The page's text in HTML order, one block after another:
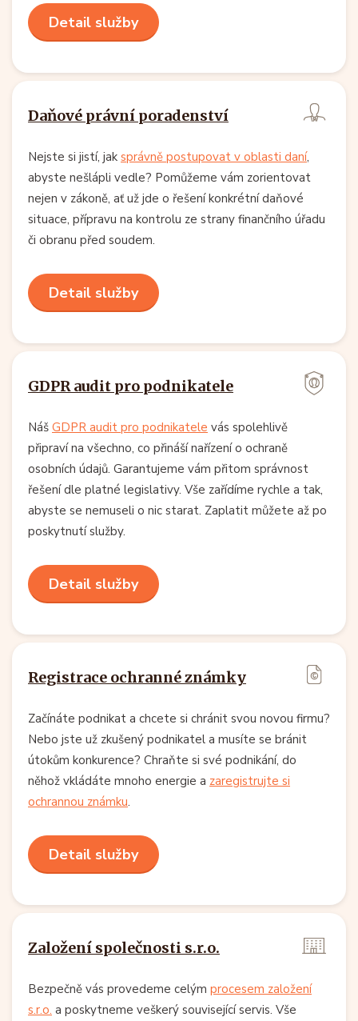
Detail služby
Daňové právní poradenství
Nejste si jistí, jak správně postupovat v oblasti daní,
abyste nešlápli vedle? Pomůžeme vám zorientovat
nejen v zákoně, ať už jde o řešení konkrétní daňové
situace, přípravu na kontrolu ze strany finančního úřadu
či obranu před soudem.
Detail služby
GDPR audit pro podnikatele
Náš GDPR audit pro podnikatele vás spolehlivě
připraví na všechno, co přináší nařízení o ochraně
osobních údajů. Garantujeme vám přitom správnost
řešení dle platné legislativy. Vše zařídíme rychle a tak,
abyste se nemuseli o nic starat. Zaplatit můžete až po
poskytnutí služby.
Detail služby
Registrace ochranné známky
Začínáte podnikat a chcete si chránit svou novou firmu?
Nebo jste už zkušený podnikatel a musíte se bránit
útokům konkurence? Chraňte si své podnikání, do
něhož vkládáte mnoho energie a zaregistrujte si
ochrannou známku.
Detail služby
Založení společnosti s.r.o.
Bezpečně vás provedeme celým procesem založení
s.r.o. a poskytneme veškerý související servis. Vše